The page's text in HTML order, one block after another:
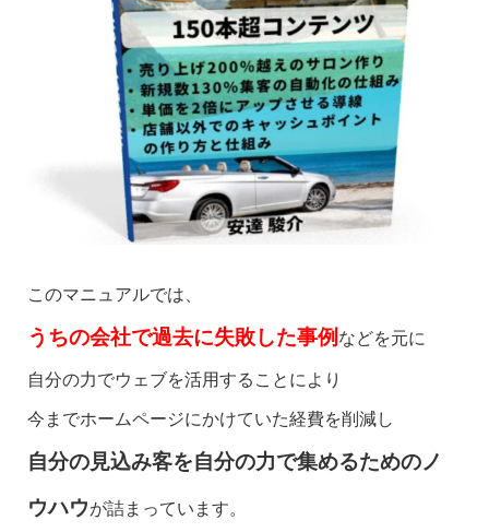
このマニュアルでは、
うちの会社で過去に失敗した事例 などを元に
自分の力でウェブを活用することにより
今までホームページにかけていた経費を削減し
自分の見込み客を自分の力で集めるためのノ
ウハウが詰まっています。